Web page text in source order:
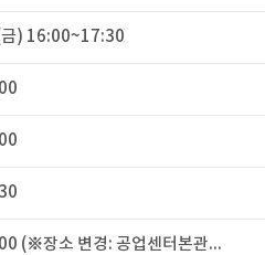
금) 16:00~17:30
(※장소 변경: 공업센터본관...